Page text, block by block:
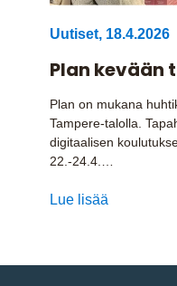
Uutiset, 18.4.2026
Plan kevään
Plan on mukana
Tampere-talolla.
digitaalisen
22.-24.4.…
Lue lisää